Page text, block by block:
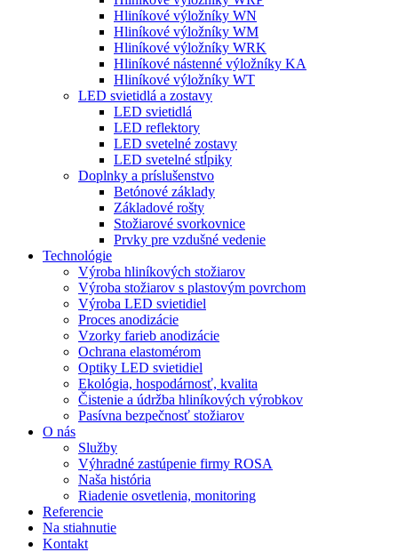
Hliníkové výložníky WN
Hliníkové výložníky WM
Hliníkové výložníky WRK
Hliníkové nástenné výložníky KA
Hliníkové výložníky WT
LED svietidlá a zostavy
LED svietidlá
LED reflektory
LED svetelné zostavy
LED svetelné stĺpiky
Doplnky a príslušenstvo
Betónové základy
Základové rošty
Stožiarové svorkovnice
Prvky pre vzdušné vedenie
Technológie
Výroba hliníkových stožiarov
Výroba stožiarov s plastovým povrchom
Výroba LED svietidiel
Proces anodizácie
Vzorky farieb anodizácie
Ochrana elastomérom
Optiky LED svietidiel
Ekológia, hospodárnosť, kvalita
Čistenie a údržba hliníkových výrobkov
Pasívna bezpečnosť stožiarov
O nás
Služby
Výhradné zastúpenie firmy ROSA
Naša história
Riadenie osvetlenia, monitoring
Referencie
Na stiahnutie
Kontakt